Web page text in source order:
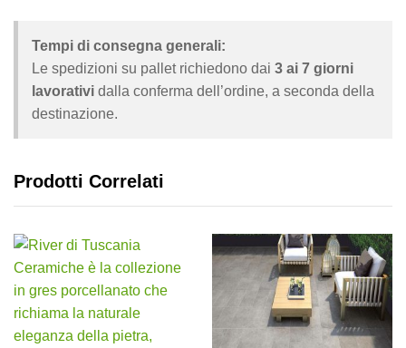
Tempi di consegna generali:
Le spedizioni su pallet richiedono dai 3 ai 7 giorni
lavorativi dalla conferma dell’ordine, a seconda della
destinazione.
Prodotti Correlati